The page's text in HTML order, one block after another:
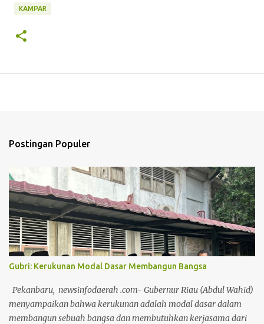
KAMPAR
Postingan Populer
Gubri: Kerukunan Modal Dasar Membangun Bangsa
Pekanbaru, newsinfodaerah .com- Gubernur Riau (Abdul Wahid)
menyampaikan bahwa kerukunan adalah modal dasar dalam
membangun sebuah bangsa dan membutuhkan kerjasama dari